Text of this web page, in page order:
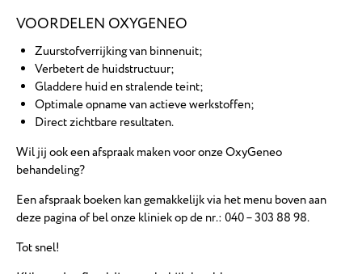
VOORDELEN OXYGENEO
Zuurstofverrijking van binnenuit;
Verbetert de huidstructuur;
Gladdere huid en stralende teint;
Optimale opname van actieve werkstoffen;
Direct zichtbare resultaten.
Wil jij ook een afspraak maken voor onze OxyGeneo
behandeling?
Een afspraak boeken kan gemakkelijk via het menu boven aan
deze pagina of bel onze kliniek op de nr.: 040 – 303 88 98.
Tot snel!